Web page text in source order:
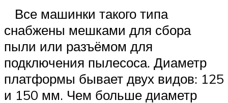
Все машинки такого типа
снабжены мешками для сбора
пыли или разъёмом для
подключения пылесоса. Диаметр
платформы бывает двух видов: 125
и 150 мм. Чем больше диаметр